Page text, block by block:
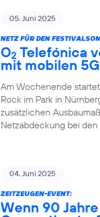
05. Juni 2025
NETZ FÜR DEN
O2 Telefónica
mit mobilen
Am Wochenende
Rock im Park in
zusätzlichen
Netzabdeckung bei
04. Juni 2025
ZEITZEUGEN-EVENT:
Wenn 90